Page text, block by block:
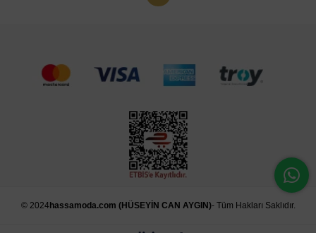
© 2024hassamoda.com (HÜSEYİN CAN AYGIN)- Tüm Hakları Saklıdır.